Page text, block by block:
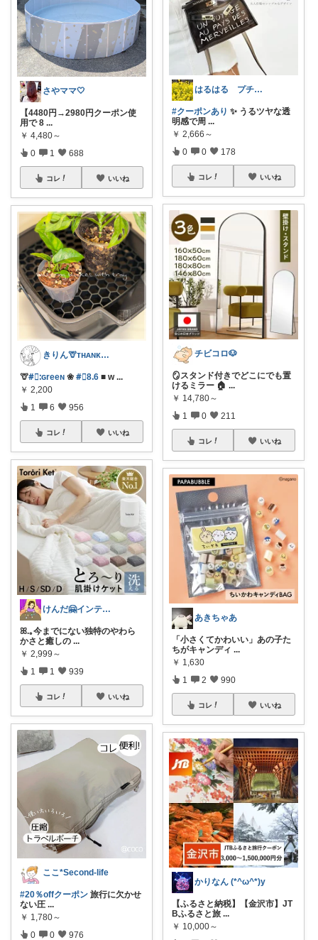
さやママ🤍
【4480円→2980円クーポン使
用で 8 ...
￥ 4,480～
0 1 688
コレ いいね
きりん🦒ᴛʜᴀɴᴋs ᴀʟᴡᴀʏs.
🦒#⃞ᱺɢreeɴ ❀ #⃞8ᱹ6 ■ ᴡ ...
￥ 2,200
1 6 956
コレ いいね
けんだ🤗インテリア多め
ꕤ.｡今までにない独特のやわら
かさと癒しの ...
￥ 2,999～
1 1 939
コレ いいね
ここ*Second-life
#20％offクーポン 旅行に欠かせ
ない圧 ...
￥ 1,780～
0 0 976
はるはる プチプラで楽しく♡*.+゜
#クーポンあり ✨ うるツヤな透
明感で周 ...
￥ 2,666～
0 0 178
コレ いいね
チビコロ🐶
🪞スタンド付きでどこにでも置
けるミラー 🏠 ...
￥ 14,780～
1 0 211
コレ いいね
あきちゃあ
「小さくてかわいい」あの子た
ちがキャンディ ...
￥ 1,630
1 2 990
コレ いいね
かりなん (*^ω^*)y
【ふるさと納税】【金沢市】JT
Bふるさと旅 ...
￥ 10,000～